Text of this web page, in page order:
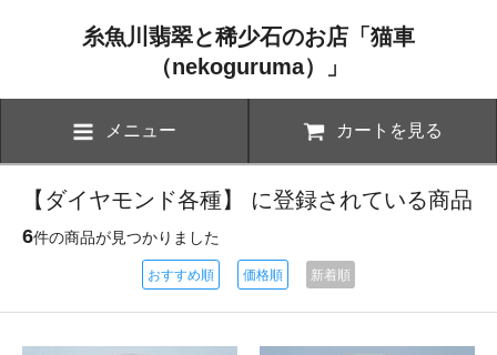
糸魚川翡翠と稀少石のお店「猫車
（nekoguruma）」
メニュー カートを見る
【ダイヤモンド各種】 に登録されている商品
6件の商品が見つかりました
おすすめ順 価格順 新着順